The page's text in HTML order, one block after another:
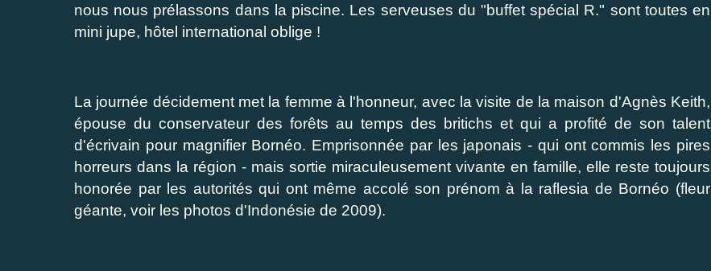
nous nous prélassons dans la piscine. Les serveuses du "buffet spécial R." sont toutes en
mini jupe, hôtel international oblige !
La journée décidement met la femme à l'honneur, avec la visite de la maison d'Agnès Keith,
épouse du conservateur des forêts au temps des britichs et qui a profité de son talent
d'écrivain pour magnifier Bornéo. Emprisonnée par les japonais - qui ont commis les pires
horreurs dans la région - mais sortie miraculeusement vivante en famille, elle reste toujours
honorée par les autorités qui ont même accolé son prénom à la raflesia de Bornéo (fleur
géante, voir les photos d'Indonésie de 2009).